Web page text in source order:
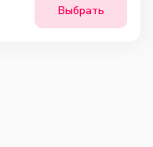
Выбрать